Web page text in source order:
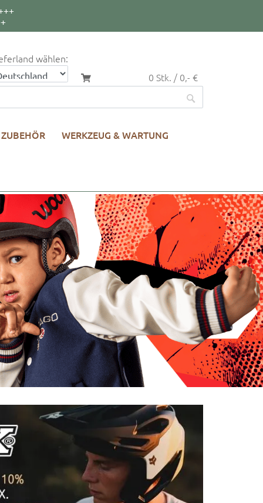
wählen:
0 Stk. / 0,- €
ZUBEHÖR WERKZEUG & WARTUNG